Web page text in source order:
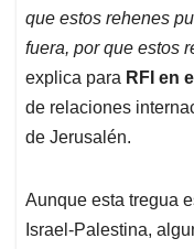
que estos rehenes
fuera, por que estos
explica para RFI en
de relaciones
de Jerusalén.
Aunque esta tregua
Israel-Palestina,